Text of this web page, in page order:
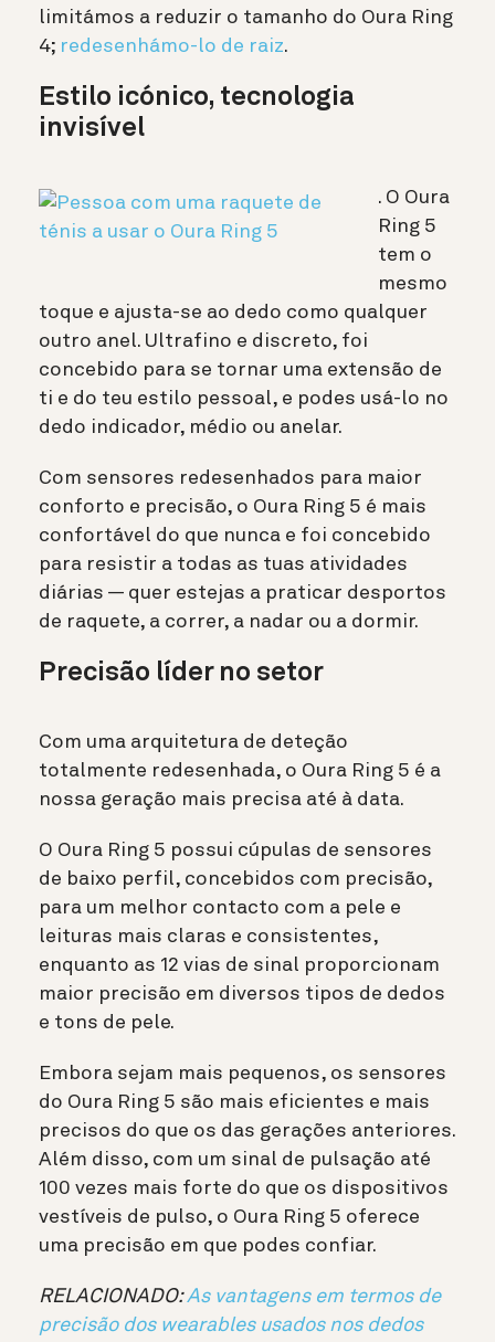
limitámos a reduzir o tamanho do Oura Ring
4; redesenhámo-lo de raiz.
Estilo icónico, tecnologia
invisível
. O Oura
Ring 5
tem o
mesmo
toque e ajusta-se ao dedo como qualquer
outro anel. Ultrafino e discreto, foi
concebido para se tornar uma extensão de
ti e do teu estilo pessoal, e podes usá-lo no
dedo indicador, médio ou anelar.
Com sensores redesenhados para maior
conforto e precisão, o Oura Ring 5 é mais
confortável do que nunca e foi concebido
para resistir a todas as tuas atividades
diárias — quer estejas a praticar desportos
de raquete, a correr, a nadar ou a dormir.
Precisão líder no setor
Com uma arquitetura de deteção
totalmente redesenhada, o Oura Ring 5 é a
nossa geração mais precisa até à data.
O Oura Ring 5 possui cúpulas de sensores
de baixo perfil, concebidos com precisão,
para um melhor contacto com a pele e
leituras mais claras e consistentes,
enquanto as 12 vias de sinal proporcionam
maior precisão em diversos tipos de dedos
e tons de pele.
Embora sejam mais pequenos, os sensores
do Oura Ring 5 são mais eficientes e mais
precisos do que os das gerações anteriores.
Além disso, com um sinal de pulsação até
100 vezes mais forte do que os dispositivos
vestíveis de pulso, o Oura Ring 5 oferece
uma precisão em que podes confiar.
RELACIONADO:As vantagens em termos de
precisão dos wearables usados nos dedos